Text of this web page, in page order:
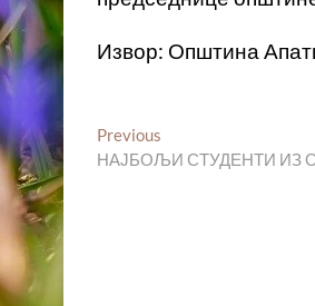
Извор: Општина
Кретање
чланка
Previous
post:
НАЈБОЉИ СТУДЕНТИ ИЗ